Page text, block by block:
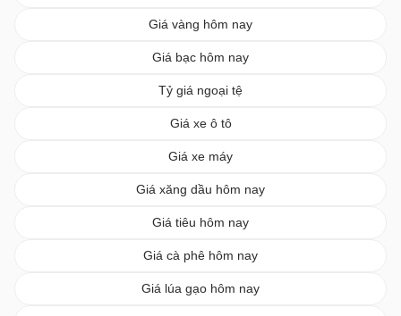
Giá vàng hôm nay
Giá bạc hôm nay
Tỷ giá ngoại tệ
Giá xe ô tô
Giá xe máy
Giá xăng dầu hôm nay
Giá tiêu hôm nay
Giá cà phê hôm nay
Giá lúa gạo hôm nay